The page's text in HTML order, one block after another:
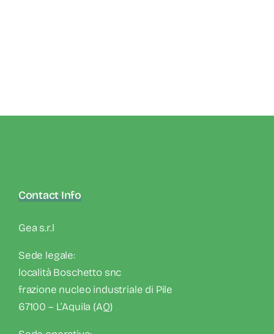
Contact Info
Gea s.r.l
Sede legale:
località Boschetto snc
frazione nucleo industriale di Pile
67100 – L’Aquila (AQ)